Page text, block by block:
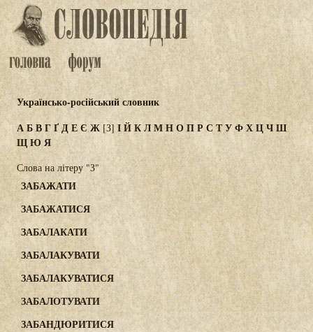
Українсько-російський словник
АБВГҐДЕЄ Ж[З] ІЙКЛМНОПР С ТУФХЦЧШ
ЩЮ Я
Слова на літеру "З"
ЗАБАЖАТИ
ЗАБАЖАТИСЯ
ЗАБАЛАКАТИ
ЗАБАЛАКУВАТИ
ЗАБАЛАКУВАТИСЯ
ЗАБАЛОТУВАТИ
ЗАБАНДЮРИТИСЯ